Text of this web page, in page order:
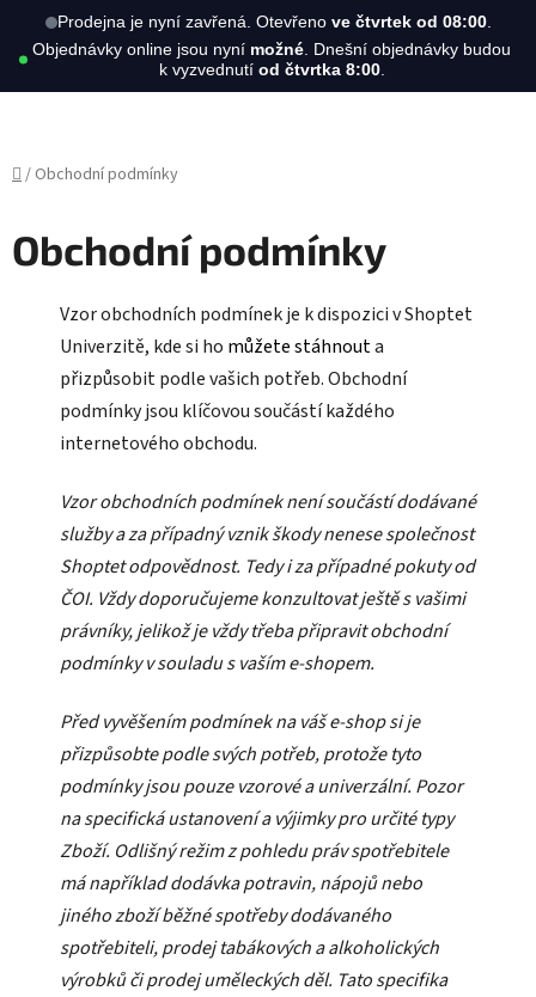
Prodejna je nyní zavřená. Otevřeno ve čtvrtek od 08:00.
Objednávky online jsou nyní možné . Dnešní objednávky budou
k vyzvednutí od čtvrtka 8:00.
Hledat
KOŠÍK
Domů
/ Obchodní podmínky
Obchodní podmínky
Vzor obchodních podmínek je k dispozici v Shoptet
Univerzitě, kde si ho můžete stáhnouta
přizpůsobit podle vašich potřeb. Obchodní
podmínky jsou klíčovou součástí každého
internetového obchodu.
Vzor obchodních podmínek není součástí dodávané
služby a za případný vznik škody nenese společnost
Shoptet odpovědnost. Tedy i za případné pokuty od
ČOI. Vždy doporučujeme konzultovat ještě s vašimi
právníky, jelikož je vždy třeba připravit obchodní
podmínky v souladu s vaším e-shopem.
Před vyvěšením podmínek na váš e-shop si je
přizpůsobte podle svých potřeb, protože tyto
podmínky jsou pouze vzorové a univerzální. Pozor
na specifická ustanovení a výjimky pro určité typy
Zboží. Odlišný režim z pohledu práv spotřebitele
má například dodávka potravin, nápojů nebo
jiného zboží běžné spotřeby dodávaného
spotřebiteli, prodej tabákových a alkoholických
výrobků či prodej uměleckých děl. Tato specifika